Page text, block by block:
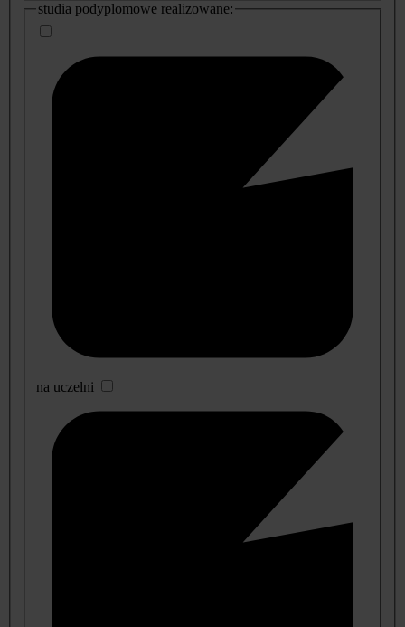
studia podyplomowe realizowane:
na uczelni